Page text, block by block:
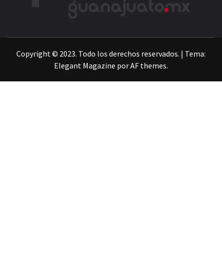
Copyright © 2023. Todo los derechos reservados. | Tema:
Elegant Magazine porAF themes.